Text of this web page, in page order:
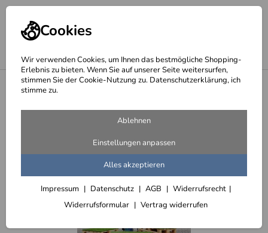
Cookies
Wir verwenden Cookies, um Ihnen das bestmögliche Shopping-
Erlebnis zu bieten. Wenn Sie auf unserer Seite weitersurfen,
stimmen Sie der Cookie-Nutzung zu. Datenschutzerklärung, ich
stimme zu.
Ablehnen
Einstellungen anpassen
Alles akzeptieren
Impressum Datenschutz AGB
Widerrufsrecht
Widerrufsformular
Vertrag widerrufen
Skulpturen aus Rundstahl oder Runddraht